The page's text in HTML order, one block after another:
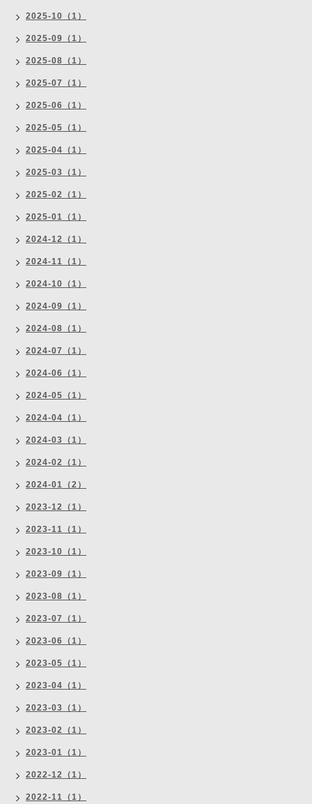
2025-10（1）
2025-09（1）
2025-08（1）
2025-07（1）
2025-06（1）
2025-05（1）
2025-04（1）
2025-03（1）
2025-02（1）
2025-01（1）
2024-12（1）
2024-11（1）
2024-10（1）
2024-09（1）
2024-08（1）
2024-07（1）
2024-06（1）
2024-05（1）
2024-04（1）
2024-03（1）
2024-02（1）
2024-01（2）
2023-12（1）
2023-11（1）
2023-10（1）
2023-09（1）
2023-08（1）
2023-07（1）
2023-06（1）
2023-05（1）
2023-04（1）
2023-03（1）
2023-02（1）
2023-01（1）
2022-12（1）
2022-11（1）